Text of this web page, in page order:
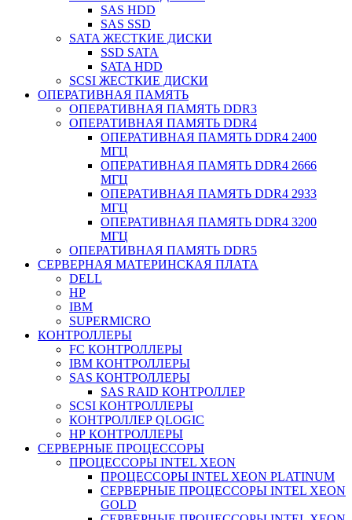
SAS HDD
SAS SSD
SATA ЖЕСТКИЕ ДИСКИ
SSD SATA
SATA HDD
SCSI ЖЕСТКИЕ ДИСКИ
ОПЕРАТИВНАЯ ПАМЯТЬ
ОПЕРАТИВНАЯ ПАМЯТЬ DDR3
ОПЕРАТИВНАЯ ПАМЯТЬ DDR4
ОПЕРАТИВНАЯ ПАМЯТЬ DDR4 2400
МГЦ
ОПЕРАТИВНАЯ ПАМЯТЬ DDR4 2666
МГЦ
ОПЕРАТИВНАЯ ПАМЯТЬ DDR4 2933
МГЦ
ОПЕРАТИВНАЯ ПАМЯТЬ DDR4 3200
МГЦ
ОПЕРАТИВНАЯ ПАМЯТЬ DDR5
СЕРВЕРНАЯ МАТЕРИНСКАЯ ПЛАТА
DELL
HP
IBM
SUPERMICRO
КОНТРОЛЛЕРЫ
FC КОНТРОЛЛЕРЫ
IBM КОНТРОЛЛЕРЫ
SAS КОНТРОЛЛЕРЫ
SAS RAID КОНТРОЛЛЕР
SCSI КОНТРОЛЛЕРЫ
КОНТРОЛЛЕР QLOGIC
НР КОНТРОЛЛЕРЫ
СЕРВЕРНЫЕ ПРОЦЕССОРЫ
ПРОЦЕССОРЫ INTEL XEON
ПРОЦЕССОРЫ INTEL XEON PLATINUM
СЕРВЕРНЫЕ ПРОЦЕССОРЫ INTEL XEON
GOLD